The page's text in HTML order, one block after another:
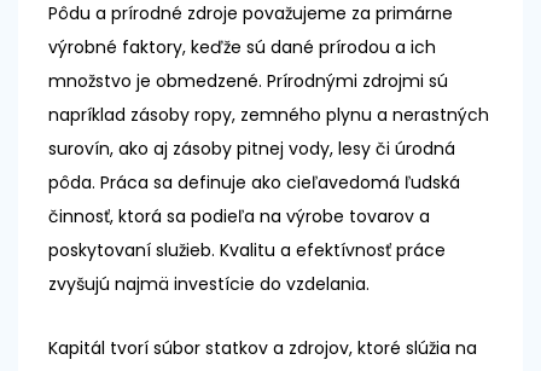
Pôdu a prírodné zdroje považujeme za primárne
výrobné faktory, keďže sú dané prírodou a ich
množstvo je obmedzené. Prírodnými zdrojmi sú
napríklad zásoby ropy, zemného plynu a nerastných
surovín, ako aj zásoby pitnej vody, lesy či úrodná
pôda. Práca sa definuje ako cieľavedomá ľudská
činnosť, ktorá sa podieľa na výrobe tovarov a
poskytovaní služieb. Kvalitu a efektívnosť práce
zvyšujú najmä investície do vzdelania.
Kapitál tvorí súbor statkov a zdrojov, ktoré slúžia na